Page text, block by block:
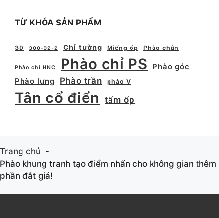
TỪ KHÓA SẢN PHẨM
3D 300-02-2 Chỉ tường Miếng ốp Phào chân
Phào chỉ HNC Phào chỉ PS
Phào góc
Phào lưng
Phào trần phào V
Tân cổ điển tấm ốp
Trang chủ
Phào khung tranh tạo điểm nhấn cho không gian thêm
phần đắt giá!